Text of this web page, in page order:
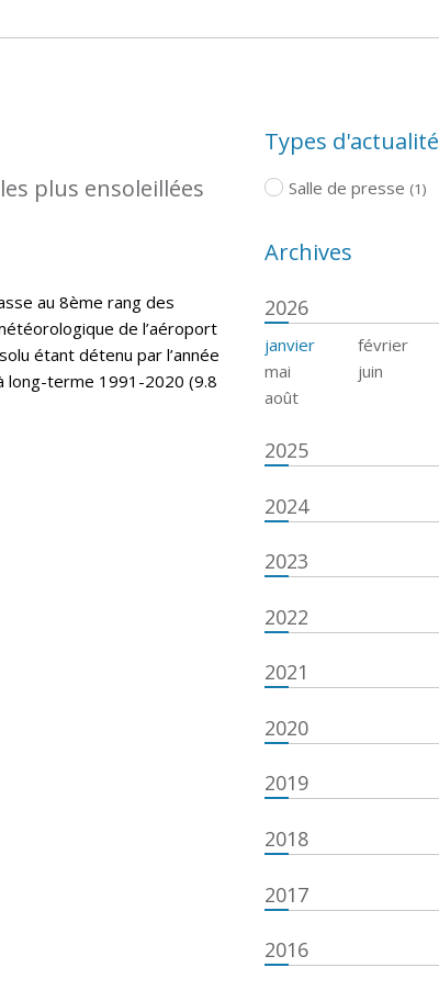
plus ensoleillées
au 8ème rang des
de l’aéroport
étant détenu par l’année
long-terme 1991-2020 (9.8
Types d'actualité
Salle de presse (1)
Archives
2026
janvier février
mai
juin
août
2025
2024
2023
2022
2021
2020
2019
2018
2017
2016